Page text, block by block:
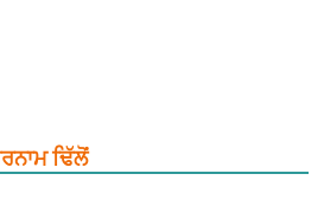
ਢਿੱਲੋਂ